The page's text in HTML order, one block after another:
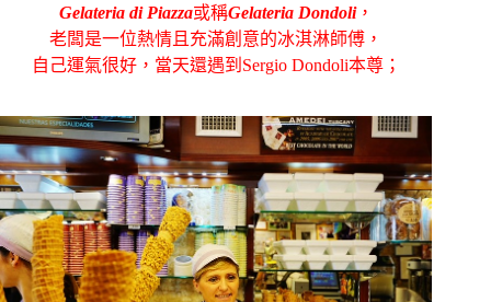
Gelateria di Piazza或稱Gelateria Dondoli，
老闆是一位熱情且充滿創意的冰淇淋師傅，
自己運氣很好，當天還遇到 Sergio Dondoli本尊；